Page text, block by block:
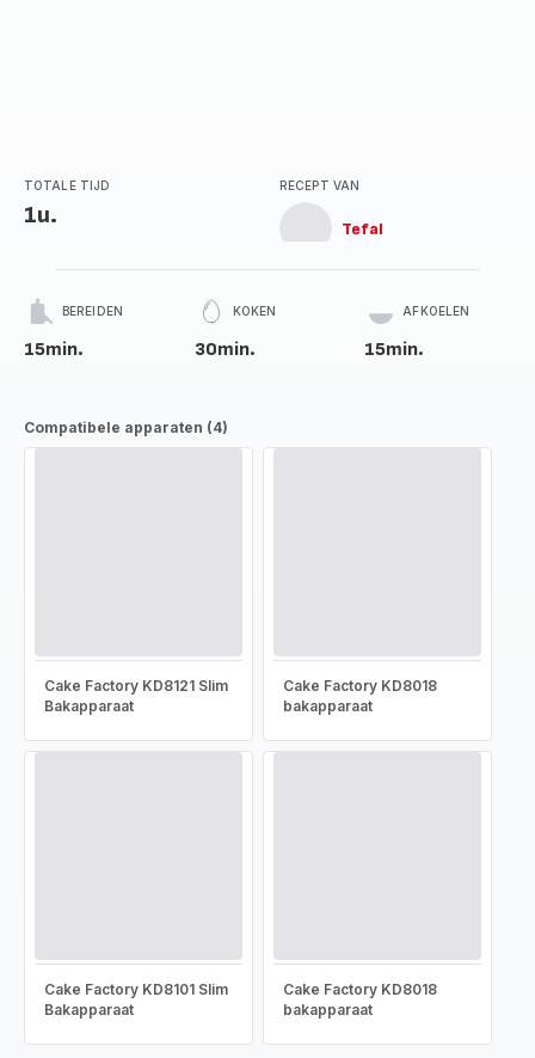
TOTALE TIJD
1u.
RECEPT VAN
Tefal
BEREIDEN
15min.
KOKEN
30min.
AFKOELEN
15min.
Compatibele apparaten (4)
Cake Factory KD8121 Slim
Bakapparaat
Cake Factory KD8018
bakapparaat
Cake Factory KD8101 Slim
Bakapparaat
Cake Factory KD8018
bakapparaat